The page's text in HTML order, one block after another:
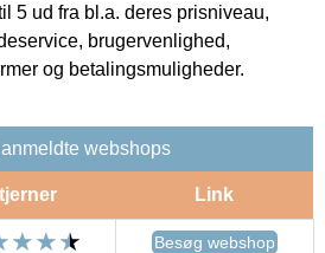
5 ud fra bl.a. deres prisniveau,
brugervenlighed,
og betalingsmuligheder.
webshops
Link
Besøg webshop